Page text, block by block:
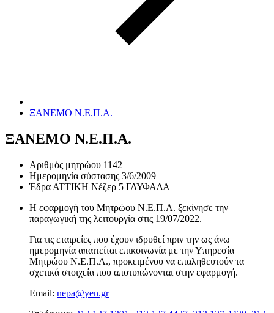
ΞΑΝΕΜΟ Ν.Ε.Π.Α.
ΞΑΝΕΜΟ Ν.Ε.Π.Α.
Αριθμός μητρώου 1142
Ημερομηνία σύστασης 3/6/2009
Έδρα ΑΤΤΙΚΗ Νέζερ 5 ΓΛΥΦΑΔΑ
Η εφαρμογή του Μητρώου Ν.Ε.Π.Α. ξεκίνησε την
παραγωγική της λειτουργία στις 19/07/2022.
Για τις εταιρείες που έχουν ιδρυθεί πριν την ως άνω
ημερομηνία απαιτείται επικοινωνία με την Υπηρεσία
Μητρώου Ν.Ε.Π.Α., προκειμένου να επαληθευτούν τα
σχετικά στοιχεία που αποτυπώνονται στην εφαρμογή.
Email: nepa@yen.gr